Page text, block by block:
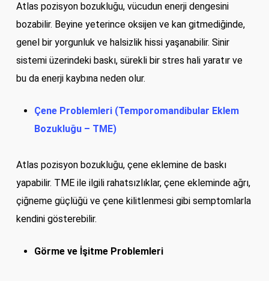
Atlas pozisyon bozukluğu, vücudun enerji dengesini
bozabilir. Beyine yeterince oksijen ve kan gitmediğinde,
genel bir yorgunluk ve halsizlik hissi yaşanabilir. Sinir
sistemi üzerindeki baskı, sürekli bir stres hali yaratır ve
bu da enerji kaybına neden olur.
Çene Problemleri (Temporomandibular Eklem
Bozukluğu – TME)
Atlas pozisyon bozukluğu, çene eklemine de baskı
yapabilir. TME ile ilgili rahatsızlıklar, çene ekleminde ağrı,
çiğneme güçlüğü ve çene kilitlenmesi gibi semptomlarla
kendini gösterebilir.
Görme ve İşitme Problemleri